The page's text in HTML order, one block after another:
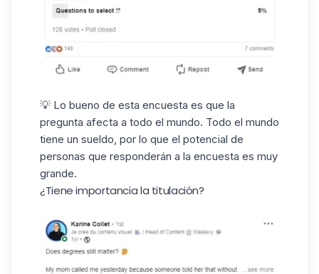
💡 Lo bueno de esta encuesta es que la
pregunta afecta a todo el mundo. Todo el mundo
tiene un sueldo, por lo que el potencial de
personas que responderán a la encuesta es muy
grande.
¿Tiene importancia la titulación?